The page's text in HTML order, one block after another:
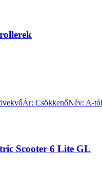
Ár: CsökkenőNév: A-
Scooter 6 Lite GL